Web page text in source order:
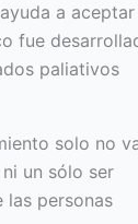
a aceptar
fue
paliativos
solo no
un sólo ser
las personas